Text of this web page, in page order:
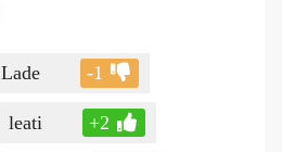
Lade -1
leati +2